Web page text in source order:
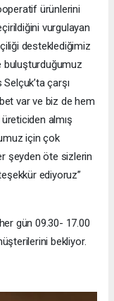
ürünlerini
vurgulayan
desteklediğimiz
buluşturduğumuz
çarşı
var ve biz de hem
almış
için çok
şeyden öte sizlerin
ediyoruz”
gün 09.30- 17.00
bekliyor.